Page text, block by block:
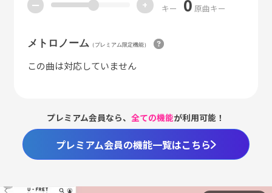
ー + キー 0 原曲キー
メトロノーム （プレミアム限定機能）
この曲は対応していません
プレミアム会員なら、全ての機能が利用可能！
プレミアム会員の機能一覧はこちら